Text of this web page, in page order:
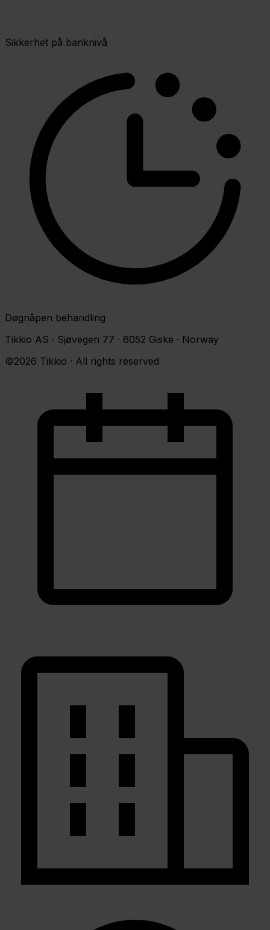
Sikkerhet på banknivå
Døgnåpen behandling
Tikkio AS · Sjøvegen 77 · 6052 Giske · Norway
©2026 Tikkio · All rights reserved